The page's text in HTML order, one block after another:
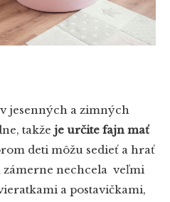
jesenných a zimných
takže je určite fajn mať
deti môžu sedieť a hrať
zámerne nechcela veľmi
a postavičkami,